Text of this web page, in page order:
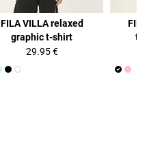
FILA VILLA relaxed
graphic t-shirt
29.95 €